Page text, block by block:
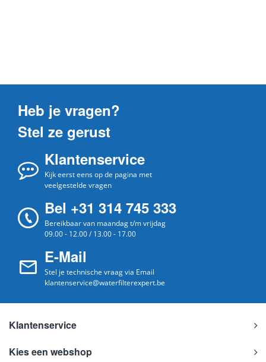
Heb je vragen?
Stel ze gerust
Klantenservice
Kijk eerst eens op de pagina met
veelgestelde vragen
Bel +31 314 745 333
Bereikbaar van maandag t/m vrijdag
09.00 - 12.00 / 13.00 - 17.00
E-Mail
Stel je technische vraag via Email
klantenservice@waterfilterexpert.be
Klantenservice
Kies een webshop